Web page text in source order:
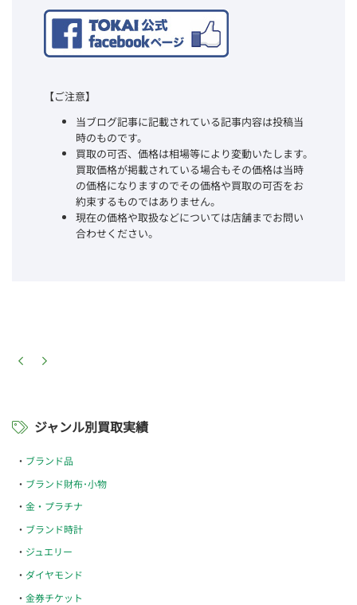
【ご注意】
当ブログ記事に記載されている記事内容は投稿当
時のものです。
買取の可否、価格は相場等により変動いたします。
買取価格が掲載されている場合もその価格は当時
の価格になりますのでその価格や買取の可否をお
約束するものではありません。
現在の価格や取扱などについては店舗までお問い
合わせください。
ジャンル別買取実績
ブランド品
ブランド財布･小物
金・プラチナ
ブランド時計
ジュエリー
ダイヤモンド
金券チケット